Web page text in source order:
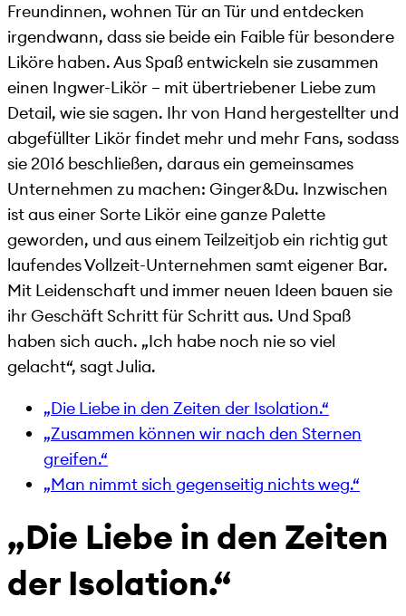
Freundinnen, wohnen Tür an Tür und entdecken
irgendwann, dass sie beide ein Faible für besondere
Liköre haben. Aus Spaß entwickeln sie zusammen
einen Ingwer-Likör – mit übertriebener Liebe zum
Detail, wie sie sagen. Ihr von Hand hergestellter und
abgefüllter Likör findet mehr und mehr Fans, sodass
sie 2016 beschließen, daraus ein gemeinsames
Unternehmen zu machen: Ginger&Du. Inzwischen
ist aus einer Sorte Likör eine ganze Palette
geworden, und aus einem Teilzeitjob ein richtig gut
laufendes Vollzeit-Unternehmen samt eigener Bar.
Mit Leidenschaft und immer neuen Ideen bauen sie
ihr Geschäft Schritt für Schritt aus. Und Spaß
haben sich auch. „Ich habe noch nie so viel
gelacht“, sagt Julia.
„Die Liebe in den Zeiten der Isolation.“
„Zusammen können wir nach den Sternen
greifen.“
„Man nimmt sich gegenseitig nichts weg.“
„Die Liebe in den Zeiten
der Isolation.“